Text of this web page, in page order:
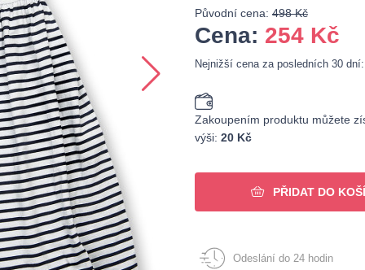
Původní cena: 498 Kč
Cena: 254 Kč
Nejnižší cena za posledních 30
Zakoupením produktu můžete
výši: 20 Kč
PŘIDAT DO
Odeslání do 24 hodin